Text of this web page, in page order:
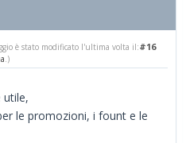
#16
è stato modificato l'ultima volta il:
.)
utile,
le promozioni, i fount e le